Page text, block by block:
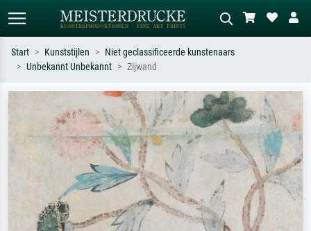
Zoek op kunstenaar, titel of stijl – bijv.
Monet, Sterrennacht, impressionisme,
Hokusai-golf, naakt.
Beschrijf de scène – bijv. groene
weide, abstract met veel rood, donker
olieverfschilderij, staand naakt naast
een boom.
Start Kunststijlen
Niet geclassificeerde kunstenaars
Unbekannt Unbekannt
Zijwand